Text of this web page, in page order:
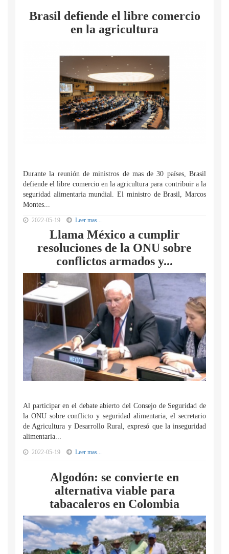
Brasil defiende el libre comercio
en la agricultura
Durante la reunión de ministros de mas de 30 países, Brasil
defiende el libre comercio en la agricultura para contribuir a la
seguridad alimentaria mundial. El ministro de Brasil, Marcos
Montes...
2022-05-19 Leer mas...
Llama México a cumplir
resoluciones de la ONU sobre
conflictos armados y...
Al participar en el debate abierto del Consejo de Seguridad de
la ONU sobre conflicto y seguridad alimentaria, el secretario
de Agricultura y Desarrollo Rural, expresó que la inseguridad
alimentaria...
2022-05-19 Leer mas...
Algodón: se convierte en
alternativa viable para
tabacaleros en Colombia